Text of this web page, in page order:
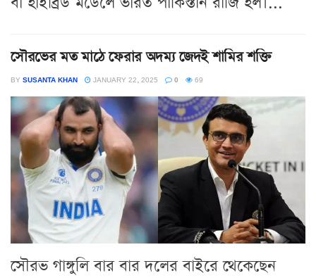
সৌরভের মত মাঠে ফেরার অদম্য জেদই শামির শক্তি
BY SUSANTA KHAN JANUARY 22, 2025 0 69
সৌরভ গাঙ্গুলি বার বার দলের বাইরে থেকেছেন